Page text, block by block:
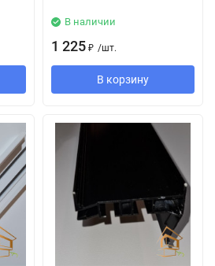
В наличии
1 225 ₽ /шт.
В корзину